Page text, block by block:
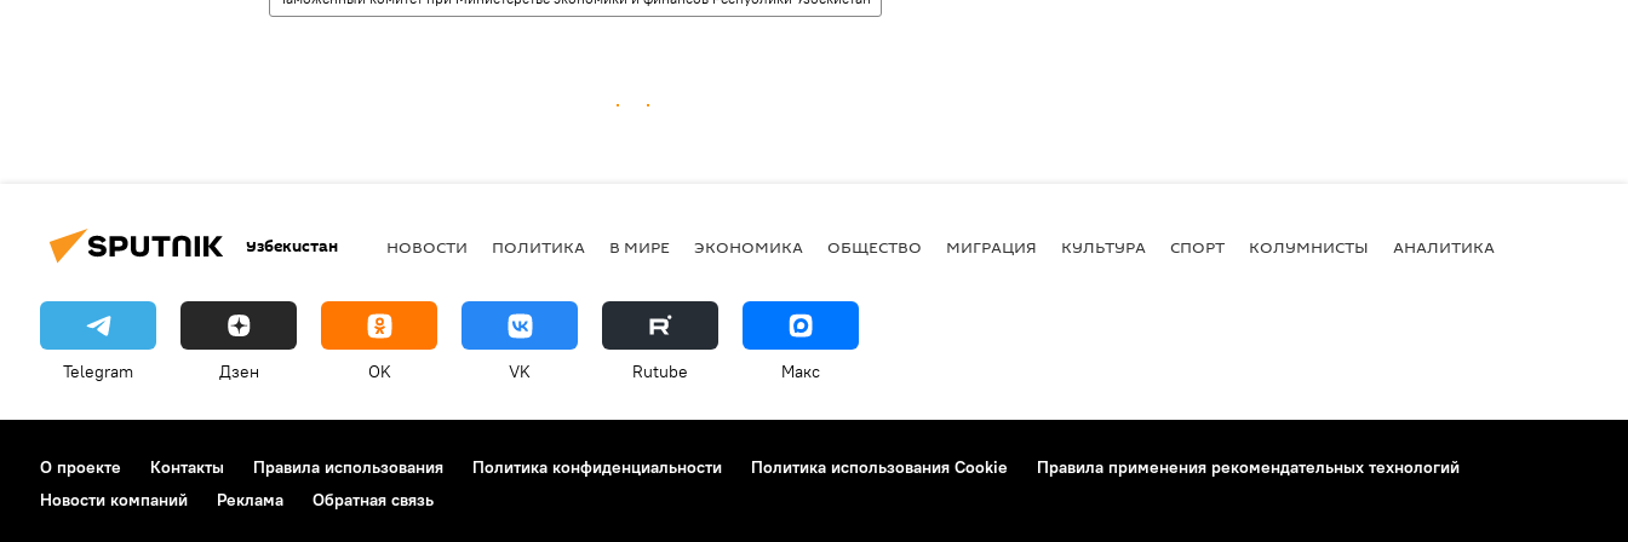
Узбекистан НОВОСТИ ПОЛИТИКА В МИРЕ ЭКОНОМИКА ОБЩЕСТВО МИГРАЦИЯ КУЛЬТУРА СПОРТ КОЛУМНИСТЫ АНАЛИТИКА
Telegram Дзен OK VK Rutube Макс
О проекте Контакты Правила использования Политика конфиденциальности Политика использования Cookie
Правила применения рекомендательных технологий
Новости компаний
Реклама Обратная связь